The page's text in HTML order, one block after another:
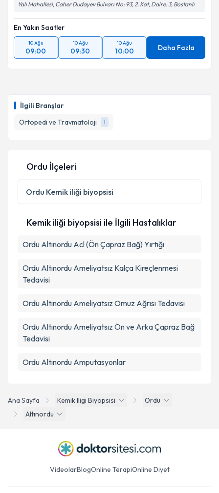
İlgili Branşlar
Ortopedi ve Travmatoloji
1
Yalı Mahallesi, Caher Dudayev Bulvarı No: 93, 2. Kat, Daire: 3, Bostanlı
En Yakın Saatler
10 Ağu
09:00
10 Ağu
09:30
10 Ağu
10:00 Daha Fazla
Ana Sayfa Kemik Iligi Biyopsisi
Ordu
Altınordu
Ordu İlçeleri
Ordu Kemik iliği biyopsisi
Kemik iliği biyopsisi ile İlgili Hastalıklar
Ordu Altınordu Acl (Ön Çapraz Bağ) Yırtığı
Ordu Altınordu Ameliyatsız Kalça Kireçlenmesi
Tedavisi
Ordu Altınordu Ameliyatsız Omuz Ağrısı Tedavisi
Ordu Altınordu Ameliyatsız Ön ve Arka Çapraz Bağ
Tedavisi
Ordu Altınordu Amputasyonlar
VideolarBlogOnline TerapiOnline Diyet